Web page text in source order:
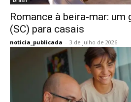
Romance à beira-mar: um
(SC) para casais
noticia_publicada - 3 de julho de 2026